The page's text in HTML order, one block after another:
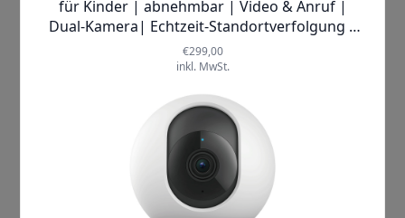
Leicht, smart und stilvoll
Mit nur 43 Gramm ist dieMYVU/IMIKI
ein echtes Leichtgewicht,
das sich den ganzen Tag bequem
tragen lässt. Die flexiblen Bügel passen
sich jeder Kopfform an, während das
stilvolle Design zu jedem Outfit passt.
Setzen Sie ein modisches Statement,
während Sie Ihren Alltag smarter und
bequemer gestalten.